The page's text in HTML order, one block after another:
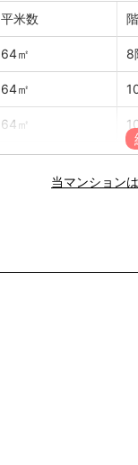
平米数
64㎡ 8
64㎡
64㎡
77㎡ 8
当マンション